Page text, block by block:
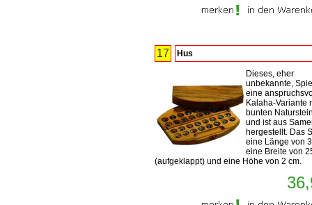
17 Hus
Dieses, eher
unbekannte,
eine
Kalaha-Variante
bunten
und ist aus
hergestellt. Das
eine Länge von
eine Breite von
(aufgeklappt) und eine Höhe von 2 cm.